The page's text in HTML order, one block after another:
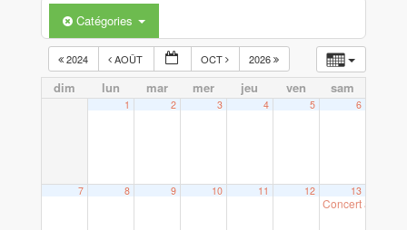
Catégories
2024 AOÛT OCT 2026
dim lun mar mer jeu ven sam
1 2 3 4 5 6
7 8 9 10 11 12 13
Concert à